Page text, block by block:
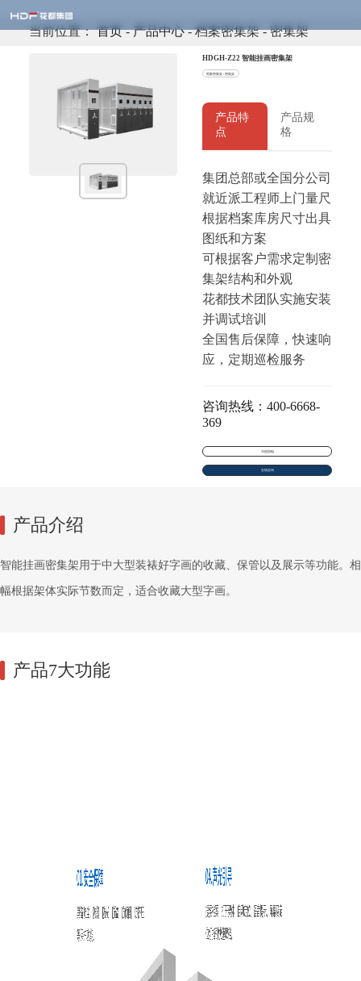
当前位置：首页-产品中心- 档案密集架 - 密集架
HDGH-Z22 智能挂画密集架
档案密集架 / 密集架
产品特
点
产品规
格
集团总部或全国分公司
就近派工程师上门量尺
根据档案库房尺寸出具
图纸和方案
可根据客户需求定制密
集架结构和外观
花都技术团队实施安装
并调试培训
全国售后保障，快速响
应，定期巡检服务
咨询热线：400-6668-
369
为您回电
在线咨询
产品介绍
智能挂画密集架用于中大型装裱好字画的收藏、保管以及展示等功能。
幅根据架体实际节数而定，适合收藏大型字画。
产品7大功能